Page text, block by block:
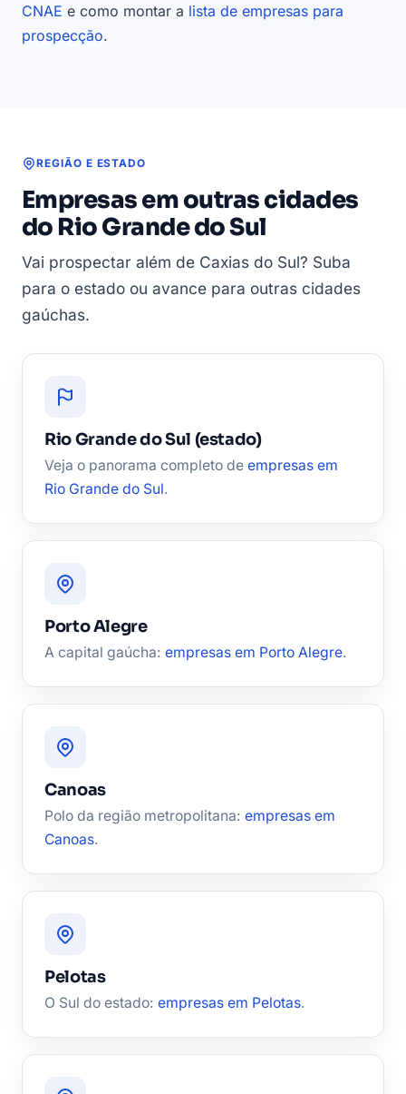
CNAE e como montar a lista de empresas para
prospecção.
REGIÃO E ESTADO
Empresas em outras cidades
do Rio Grande do Sul
Vai prospectar além de Caxias do Sul? Suba
para o estado ou avance para outras cidades
gaúchas.
Rio Grande do Sul (estado)
Veja o panorama completo de empresas em
Rio Grande do Sul.
Porto Alegre
A capital gaúcha: empresas em Porto Alegre.
Canoas
Polo da região metropolitana: empresas em
Canoas.
Pelotas
O Sul do estado: empresas em Pelotas.